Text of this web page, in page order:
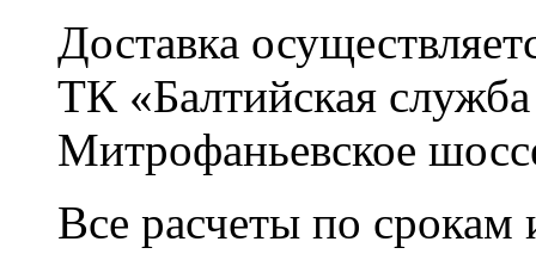
Доставка
ТК «Балтийская
Митрофаньевское
Все расчеты по срокам